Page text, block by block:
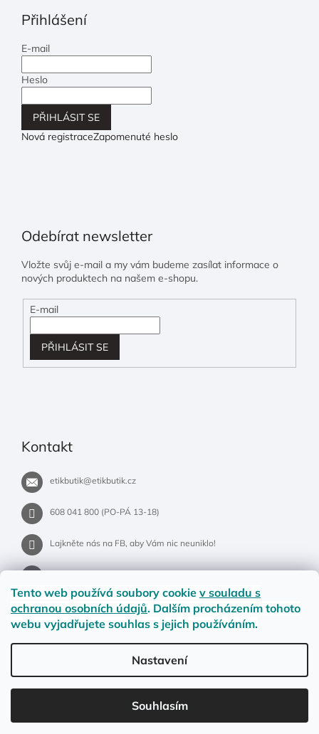
Tento web používá soubory cookie v souladu s
ochranou osobních údajů. Dalším procházením tohoto
webu vyjadřujete souhlas s jejich používáním.
Nastavení
Souhlasím
LETNÍ DOPRAVA ZDARMA pro objednávky nad 900,- na pobočky
Přihlášení
E-mail
Heslo
PŘIHLÁSIT SE
Nová registraceZapomenuté heslo
Odebírat newsletter
Vložte svůj e-mail a my vám budeme zasílat informace o
nových produktech na našem e-shopu.
E-mail
PŘIHLÁSIT SE
Kontakt
etikbutik@etikbutik.cz
608 041 800 (PO-PÁ 13-18)
Lajkněte nás na FB, aby Vám nic neuniklo!
Jak na vrácení nebo reklamaci?
Obchodní podmínky Ochrana osobních údajů